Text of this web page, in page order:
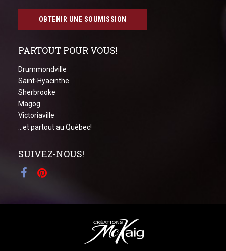
OBTENIR UNE SOUMISSION
PARTOUT POUR VOUS!
Drummondville
Saint-Hyacinthe
Sherbrooke
Magog
Victoriaville
...et partout au Québec!
SUIVEZ-NOUS!